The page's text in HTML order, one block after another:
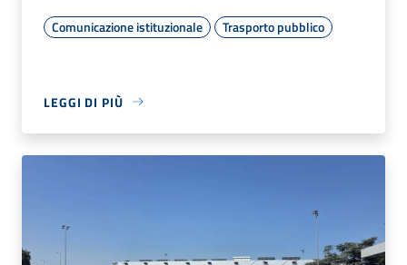
Comunicazione istituzionale Trasporto pubblico
LEGGI DI PIÙ